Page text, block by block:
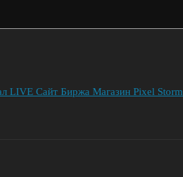
LIVE Сайт Биржа Магазин Pixel Storm